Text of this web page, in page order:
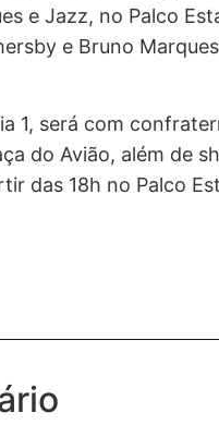
e Jazz, no Palco
e Bruno
1, será com
do Avião, além de
das 18h no Palco